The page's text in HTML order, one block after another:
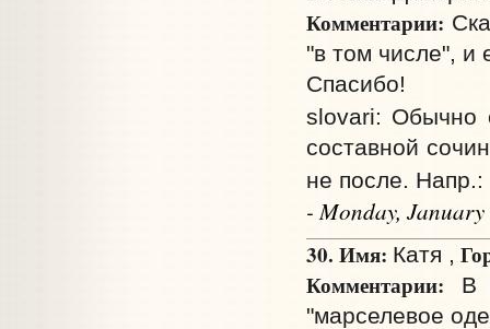
Комментарии:
"в том числе", и
Спасибо!
slovari: Обычно
составной
не после. Напр.:
- Monday,
30. Имя: Катя ,
Комментарии: В
"марселевое